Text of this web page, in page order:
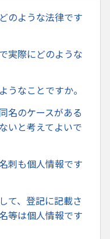
のような法律です
実際にどのような
うなことですか。
名のケースがある
いと考えてよいで
刺も個人情報です
て、登記に記載さ
等は個人情報です